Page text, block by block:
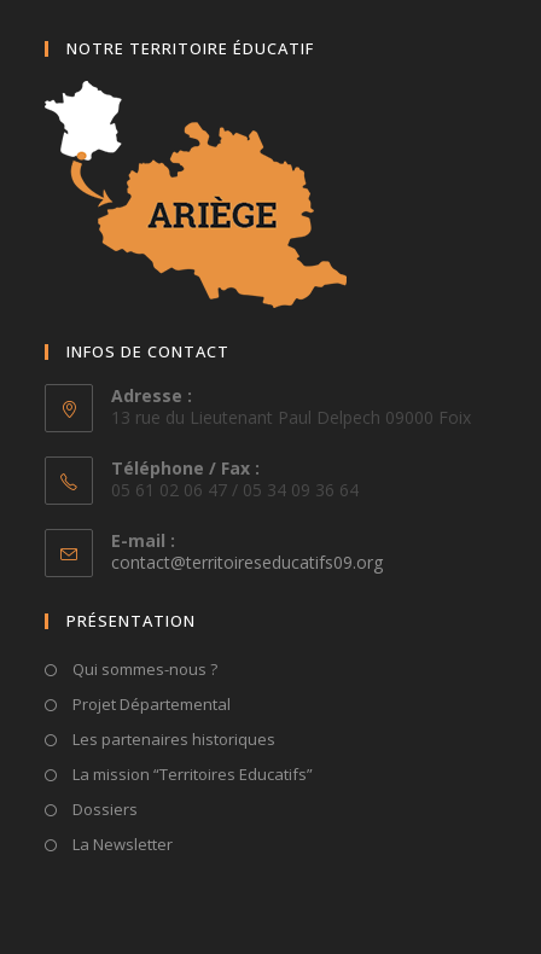
NOTRE TERRITOIRE ÉDUCATIF
INFOS DE CONTACT
Adresse :
13 rue du Lieutenant Paul Delpech 09000 Foix
Téléphone / Fax :
05 61 02 06 47 / 05 34 09 36 64
E-mail :
contact@territoireseducatifs09.orgS’ouvre
PRÉSENTATION
Qui sommes-nous ?
Projet Départemental
Les partenaires historiques
La mission “Territoires Educatifs”
Dossiers
La Newsletter